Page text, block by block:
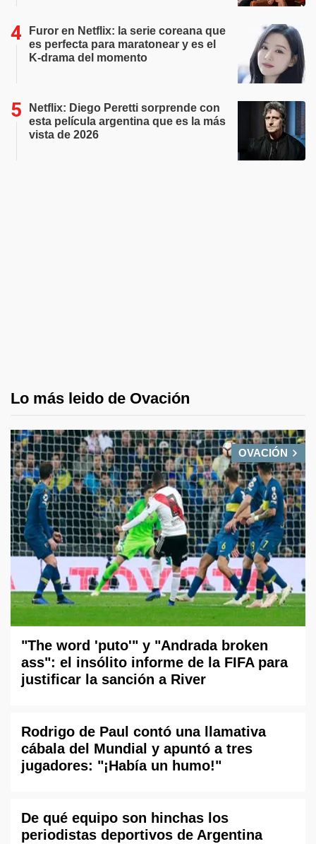
Furor en Netflix: la serie coreana que
es perfecta para maratonear y es el
K-drama del momento
Netflix: Diego Peretti sorprende con
esta película argentina que es la más
vista de 2026
Lo más leido de Ovación
OVACIÓN
"The word 'puto'" y "Andrada broken
ass": el insólito informe de la FIFA para
justificar la sanción a River
Rodrigo de Paul contó una llamativa
cábala del Mundial y apuntó a tres
jugadores: "¡Había un humo!"
De qué equipo son hinchas los
periodistas deportivos de Argentina